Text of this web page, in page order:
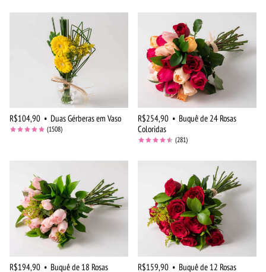
R$104,90 • Duas Gérberas em Vaso
(1508)
R$254,90 • Buquê de 24 Rosas
Coloridas
(281)
R$194,90 • Buquê de 18 Rosas
R$159,90 • Buquê de 12 Rosas